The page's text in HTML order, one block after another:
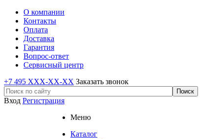
О компании
Контакты
Оплата
Доставка
Гарантия
Вопрос-ответ
Сервисный центр
+7 495 XXX-XX-XX Заказать звонок
Вход Регистрация
Меню
Каталог